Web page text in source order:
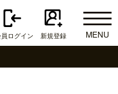
ログイン 新規登録
MENU